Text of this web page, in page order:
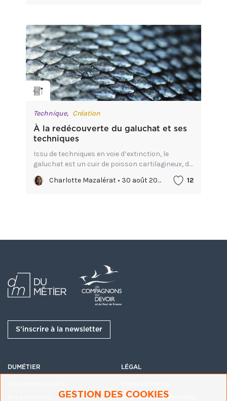
Technique, Création
À la redécouverte du galuchat et ses
techniques
Issu de techniques en voie d’extinction, le
galuchat est un cuir de poisson cartilagineux, de
raie ou de requin.
Charlotte Mazalérat • 30 août 2022 12
S’inscrire à la newsletter
DUMÉTIER LÉGAL
Politique de confidentialité
GESTION DES COOKIES